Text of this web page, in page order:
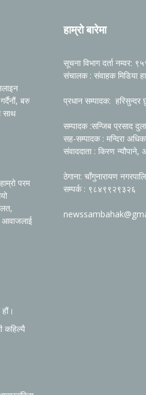
बरु
साथ
परम
आवाजलाई
कहिल्यै
हाम्रो बारेमा
सूचना विभाग दर्ता नम्वर:
संचालक : संवाहक मिडिया
प्रधान सम्पादक: हरिसुन्दर
सम्पादक :सन्जिब प्रसाद
सह-सम्पादक : मन्दिरा
संवाददाता : किरण
ठेगाना: चाँगुनारायण
सम्पर्क : ९८४९९२९३२६